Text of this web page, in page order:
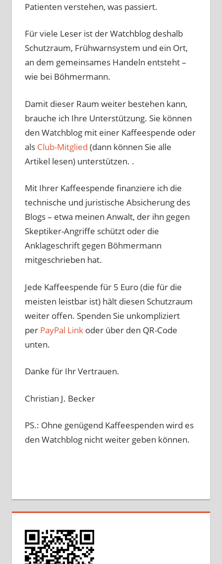
Patienten verstehen, was passiert.
Für viele Leser ist der Watchblog deshalb
Schutzraum, Frühwarnsystem und ein Ort,
an dem gemeinsames Handeln entsteht –
wie bei Böhmermann.
Damit dieser Raum weiter bestehen kann,
brauche ich Ihre Unterstützung. Sie können
den Watchblog mit einer Kaffeespende oder
als Club-Mitglied (dann können Sie alle
Artikel lesen) unterstützen. .
Mit Ihrer Kaffeespende finanziere ich die
technische und juristische Absicherung des
Blogs – etwa meinen Anwalt, der ihn gegen
Skeptiker-Angriffe schützt oder die
Anklageschrift gegen Böhmermann
mitgeschrieben hat.
Jede Kaffeespende für 5 Euro (die für die
meisten leistbar ist) hält diesen Schutzraum
weiter offen. Spenden Sie unkompliziert
per PayPal Linkoder über den QR-Code
unten.
Danke für Ihr Vertrauen.
Christian J. Becker
PS.: Ohne genügend Kaffeespenden wird es
den Watchblog nicht weiter geben können.